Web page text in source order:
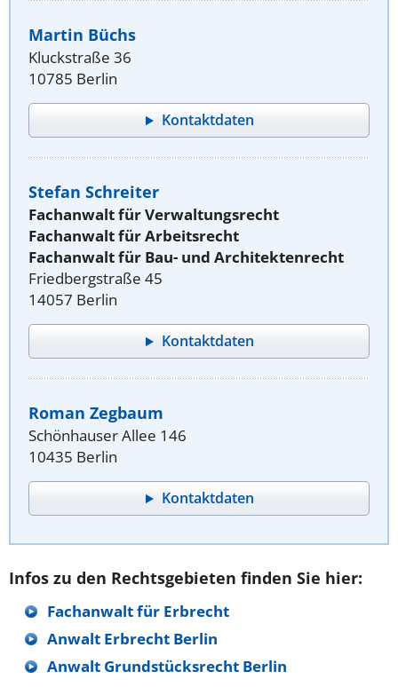
Martin Büchs
Kluckstraße 36
10785 Berlin
Kontaktdaten
Stefan Schreiter
Fachanwalt für Verwaltungsrecht
Fachanwalt für Arbeitsrecht
Fachanwalt für Bau- und Architektenrecht
Friedbergstraße 45
14057 Berlin
Kontaktdaten
Roman Zegbaum
Schönhauser Allee 146
10435 Berlin
Kontaktdaten
Infos zu den Rechtsgebieten finden Sie hier:
Fachanwalt für Erbrecht
Anwalt Erbrecht Berlin
Anwalt Grundstücksrecht Berlin